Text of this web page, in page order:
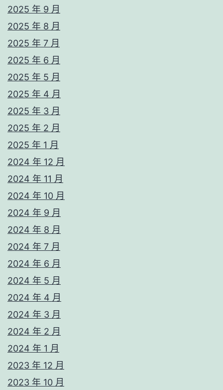
2025 年 9 月
2025 年 8 月
2025 年 7 月
2025 年 6 月
2025 年 5 月
2025 年 4 月
2025 年 3 月
2025 年 2 月
2025 年 1 月
2024 年 12 月
2024 年 11 月
2024 年 10 月
2024 年 9 月
2024 年 8 月
2024 年 7 月
2024 年 6 月
2024 年 5 月
2024 年 4 月
2024 年 3 月
2024 年 2 月
2024 年 1 月
2023 年 12 月
2023 年 10 月